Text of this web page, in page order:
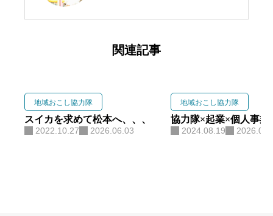
ロジェクトや教育プログラムを企
プロジェクト、「ハロー地球：未
来をつくる、リベラルアーツ部」
や「スザカ写真部」を立ち上げ、
関連記事
地域おこし協力隊
スイカを求めて松本へ、、、
2022.10.27 2026.06.03
地域おこし協力隊
協力隊×起業×個人事業
2024.08.19